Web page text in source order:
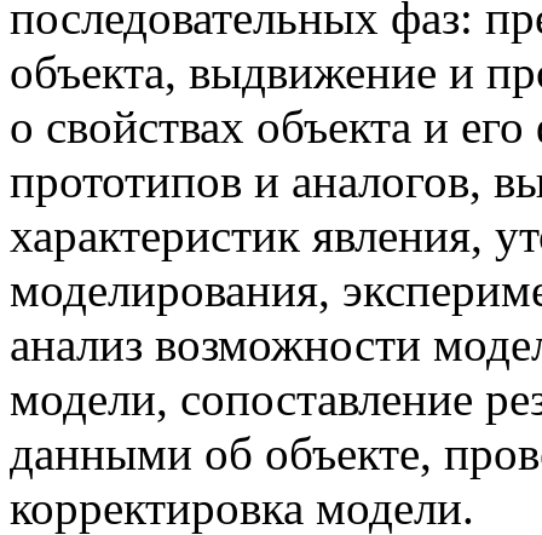
последовательных фаз:
объекта, выдвижение и
о свойствах объекта и
прототипов и аналогов,
характеристик явления,
моделирования,
анализ возможности
модели, сопоставление
данными об объекте,
корректировка модели.